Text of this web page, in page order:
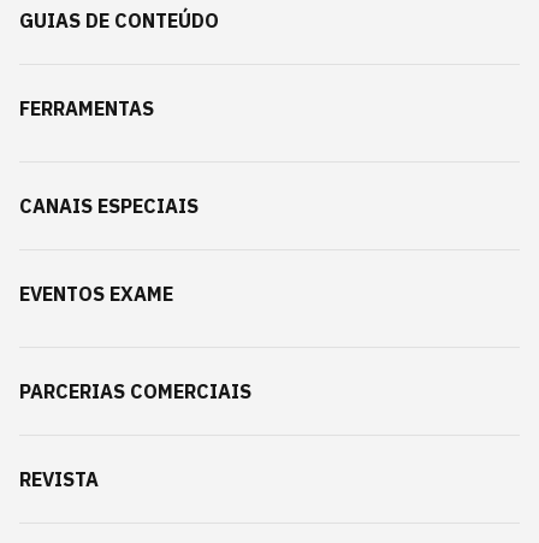
GUIAS DE CONTEÚDO
FERRAMENTAS
CANAIS ESPECIAIS
EVENTOS EXAME
PARCERIAS COMERCIAIS
REVISTA